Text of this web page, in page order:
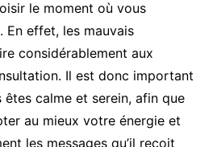
le moment où vous
En effet, les mauvais
considérablement aux
Il est donc important
êtes calme et serein, afin que
au mieux votre énergie et
les messages qu’il reçoit